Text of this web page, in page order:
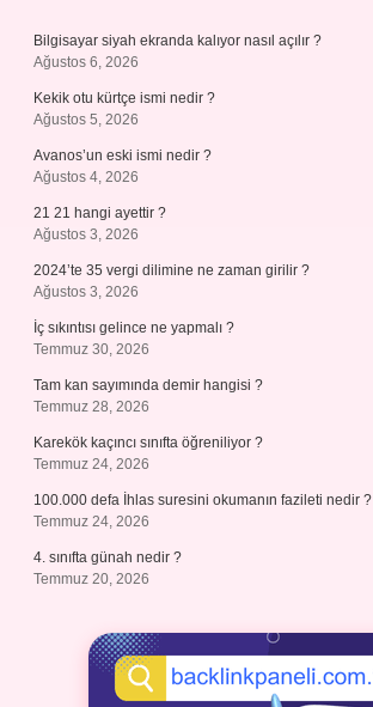
Bilgisayar siyah ekranda kalıyor nasıl açılır ?
Ağustos 6, 2026
Kekik otu kürtçe ismi nedir ?
Ağustos 5, 2026
Avanos’un eski ismi nedir ?
Ağustos 4, 2026
21 21 hangi ayettir ?
Ağustos 3, 2026
2024’te 35 vergi dilimine ne zaman girilir ?
Ağustos 3, 2026
İç sıkıntısı gelince ne yapmalı ?
Temmuz 30, 2026
Tam kan sayımında demir hangisi ?
Temmuz 28, 2026
Karekök kaçıncı sınıfta öğreniliyor ?
Temmuz 24, 2026
100.000 defa İhlas suresini okumanın fazileti nedir ?
Temmuz 24, 2026
4. sınıfta günah nedir ?
Temmuz 20, 2026